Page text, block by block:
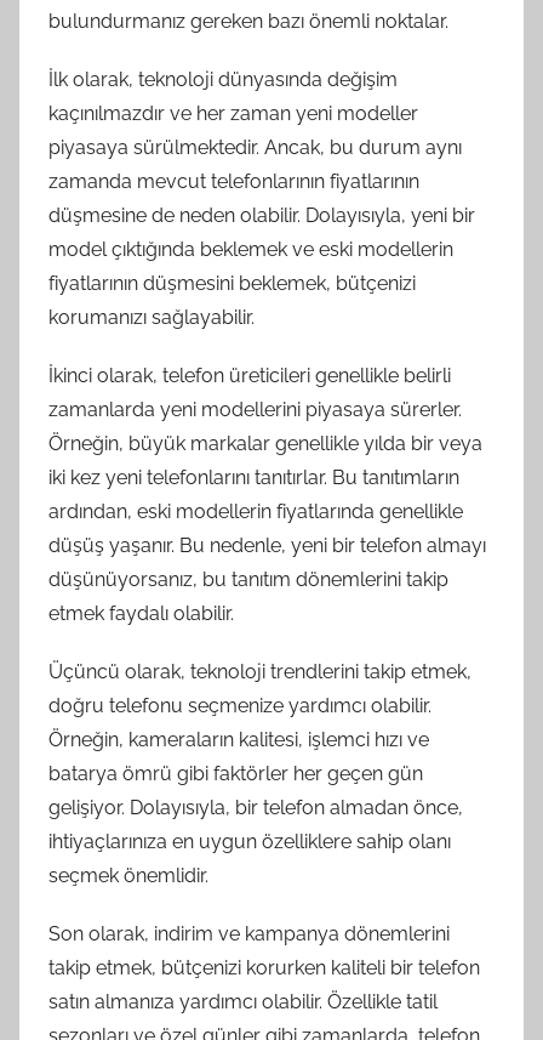
bulundurmanız gereken bazı önemli noktalar.
İlk olarak, teknoloji dünyasında değişim
kaçınılmazdır ve her zaman yeni modeller
piyasaya sürülmektedir. Ancak, bu durum aynı
zamanda mevcut telefonlarının fiyatlarının
düşmesine de neden olabilir. Dolayısıyla, yeni bir
model çıktığında beklemek ve eski modellerin
fiyatlarının düşmesini beklemek, bütçenizi
korumanızı sağlayabilir.
İkinci olarak, telefon üreticileri genellikle belirli
zamanlarda yeni modellerini piyasaya sürerler.
Örneğin, büyük markalar genellikle yılda bir veya
iki kez yeni telefonlarını tanıtırlar. Bu tanıtımların
ardından, eski modellerin fiyatlarında genellikle
düşüş yaşanır. Bu nedenle, yeni bir telefon almayı
düşünüyorsanız, bu tanıtım dönemlerini takip
etmek faydalı olabilir.
Üçüncü olarak, teknoloji trendlerini takip etmek,
doğru telefonu seçmenize yardımcı olabilir.
Örneğin, kameraların kalitesi, işlemci hızı ve
batarya ömrü gibi faktörler her geçen gün
gelişiyor. Dolayısıyla, bir telefon almadan önce,
ihtiyaçlarınıza en uygun özelliklere sahip olanı
seçmek önemlidir.
Son olarak, indirim ve kampanya dönemlerini
takip etmek, bütçenizi korurken kaliteli bir telefon
satın almanıza yardımcı olabilir. Özellikle tatil